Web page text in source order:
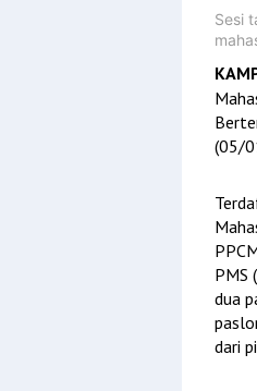
Sesi
(05/
PMS
dua
dari